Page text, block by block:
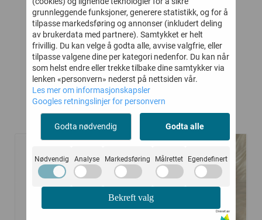
COLE BLUE
HORIZON
369,-
166,-
Kjøp
AOP WHITE SMOKE
270,-
162,-
Kjøp
Kunder kjøpte også
-20% -20%
grunnleggende funksjoner, generere statistikk, og for å
tilpasse markedsføring og annonser (inkludert deling
av brukerdata med partnere). Samtykket er helt
frivillig. Du kan velge å godta alle, avvise valgfrie, eller
tilpasse valgene dine per kategori nedenfor. Du kan når
som helst endre eller trekke tilbake dine samtykker via
lenken «personvern» nederst på nettsiden vår.
Les mer om informasjonskapsler
Googles retningslinjer for personvern
Godta nødvendig Godta alle
Nødvendig Analyse Markedsføring Målrettet Egendefinert
Bekreft valg
Drevet av